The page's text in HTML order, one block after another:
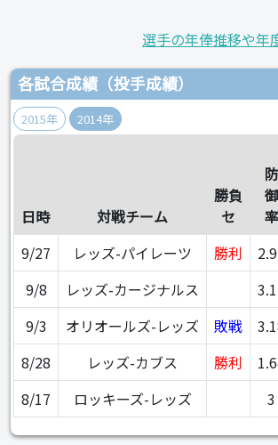
選手の年俸推移や年
各試合成績（投手成績）
2015年 2014年
日時 対戦チーム
勝負
セ
防
御
率
9/27
レッズ-パイレーツ 勝利
9/8
レッズ-カージナルス
9/3
オリオールズ-レッズ 敗戦
8/28
レッズ-カブス 勝利
8/17
ロッキーズ-レッズ 3